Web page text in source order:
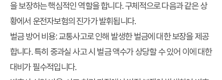
을 보장하는 핵심적인 역할을 합니다. 구체적으로 다음과 같은 상
황에서 운전자보험의 진가가 발휘됩니다.
벌금 방어 비용:교통사고로 인해 발생한 벌금에 대한 보장을 제공
합니다. 특히 중과실 사고 시 벌금 액수가 상당할 수 있어 이에 대한
대비가 필수적입니다.